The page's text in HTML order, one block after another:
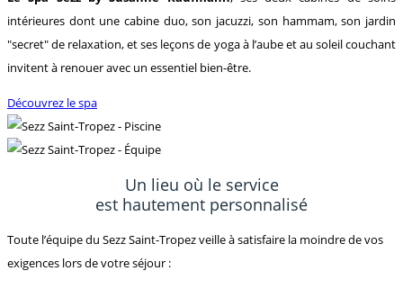
intérieures dont une cabine duo, son jacuzzi, son hammam, son jardin
"secret" de relaxation, et ses leçons de yoga à l’aube et au soleil couchant
invitent à renouer avec un essentiel bien-être.
Découvrez le spa
Un lieu où le service
est hautement personnalisé
Toute l’équipe du Sezz Saint-Tropez veille à satisfaire la moindre de vos
exigences lors de votre séjour :